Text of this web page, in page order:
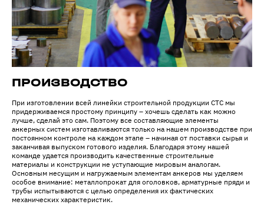
ПРОИЗВОДСТВО
При изготовлении всей линейки строительной продукции СТС мы
придерживаемся простому принципу – хочешь сделать как можно
лучше, сделай это сам. Поэтому все составляющие элементы
анкерных систем изготавливаются только на нашем производстве при
постоянном контроле на каждом этапе – начиная от поставки сырья и
заканчивая выпуском готового изделия. Благодаря этому нашей
команде удается производить качественные строительные
материалы и конструкции не уступающие мировым аналогам.
Основным несущим и нагружаемым элементам анкеров мы уделяем
особое внимание: металлопрокат для оголовков, арматурные пряди и
трубы испытываются с целью определения их фактических
механических характеристик.